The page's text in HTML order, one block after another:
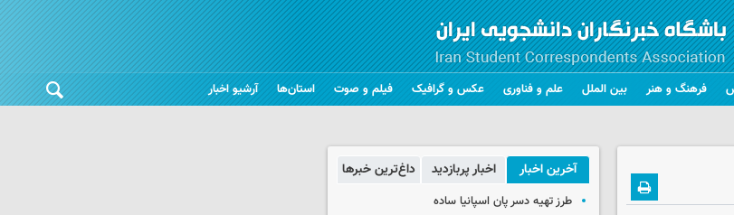
فرهنگ و هنر بین الملل علم و فناوری عکس و گرافیک فیلم و صوت استان‌ها آرشیو اخبار
آخرین اخبار اخبار پربازدید داغ‌ترین خبرها
طرز تهیه دسر پان اسپانیا ساده